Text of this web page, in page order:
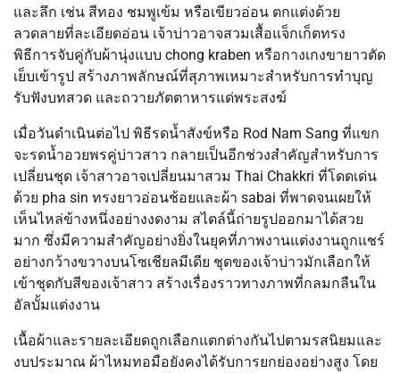
และลึก เช่น สีทอง ชมพูเข้ม หรือเขียวอ่อน ตกแต่งด้วย
ลวดลายที่ละเอียดอ่อน เจ้าบ่าวอาจสวมเสื้อแจ็กเก็ตทรง
พิธีการจับคู่กับผ้านุ่งแบบ chong kraben หรือกางเกงขายาวตัด
เย็บเข้ารูป สร้างภาพลักษณ์ที่สุภาพเหมาะสำหรับการทำบุญ
รับฟังบทสวด และถวายภัตตาหารแด่พระสงฆ์
เมื่อวันดำเนินต่อไป พิธีรดน้ำสังข์หรือ Rod Nam Sang ที่แขก
จะรดน้ำอวยพรคู่บ่าวสาว กลายเป็นอีกช่วงสำคัญสำหรับการ
เปลี่ยนชุด เจ้าสาวอาจเปลี่ยนมาสวม Thai Chakkri ที่โดดเด่น
ด้วย pha sin ทรงยาวอ่อนช้อยและผ้า sabai ที่พาดจนเผยให้
เห็นไหล่ข้างหนึ่งอย่างงดงาม สไตล์นี้ถ่ายรูปออกมาได้สวย
มาก ซึ่งมีความสำคัญอย่างยิ่งในยุคที่ภาพงานแต่งงานถูกแชร์
อย่างกว้างขวางบนโซเชียลมีเดีย ชุดของเจ้าบ่าวมักเลือกให้
เข้าชุดกับสีของเจ้าสาว สร้างเรื่องราวทางภาพที่กลมกลืนใน
อัลบั้มแต่งงาน
เนื้อผ้าและรายละเอียดถูกเลือกแตกต่างกันไปตามรสนิยมและ
งบประมาณ ผ้าไหมทอมือยังคงได้รับการยกย่องอย่างสูง โดย